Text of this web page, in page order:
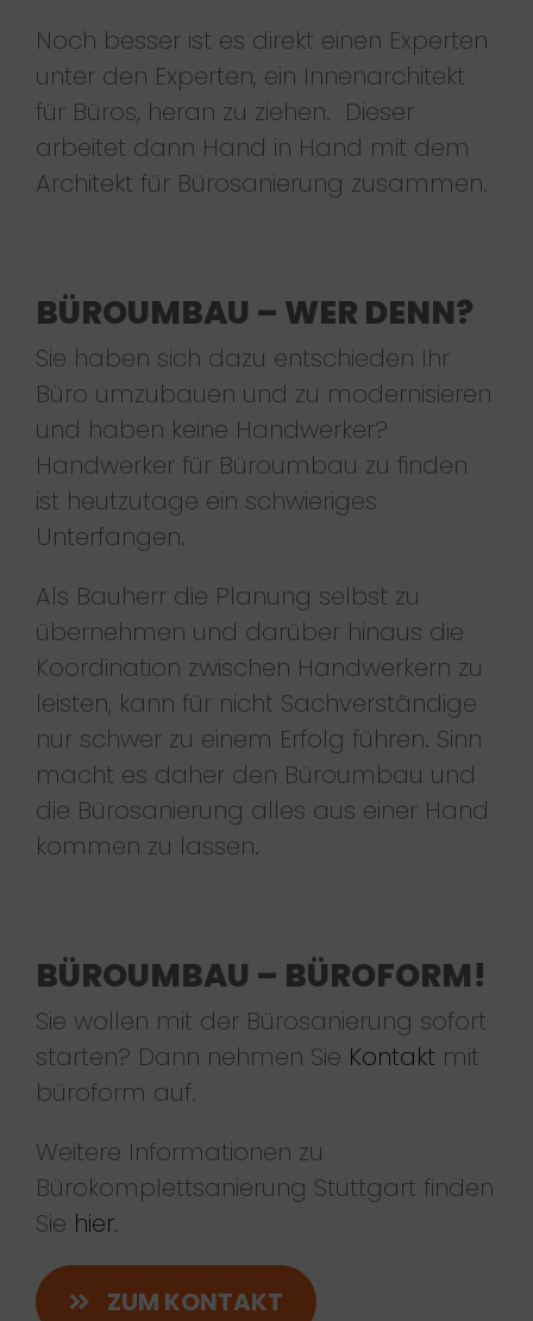
Noch besser ist es direkt einen Experten
unter den Experten, ein Innenarchitekt
für Büros, heran zu ziehen. Dieser
arbeitet dann Hand in Hand mit dem
Architekt für Bürosanierung zusammen.
BÜROUMBAU – WER DENN?
Sie haben sich dazu entschieden Ihr
Büro umzubauen und zu modernisieren
und haben keine Handwerker?
Handwerker für Büroumbau zu finden
ist heutzutage ein schwieriges
Unterfangen.
Als Bauherr die Planung selbst zu
übernehmen und darüber hinaus die
Koordination zwischen Handwerkern zu
leisten, kann für nicht Sachverständige
nur schwer zu einem Erfolg führen. Sinn
macht es daher den Büroumbau und
die Bürosanierung alles aus einer Hand
kommen zu lassen.
BÜROUMBAU – BÜROFORM!
Sie wollen mit der Bürosanierung sofort
starten? Dann nehmen Sie Kontakt mit
büroform auf.
Weitere Informationen zu
Bürokomplettsanierung Stuttgart finden
Sie hier.
ZUM KONTAKT